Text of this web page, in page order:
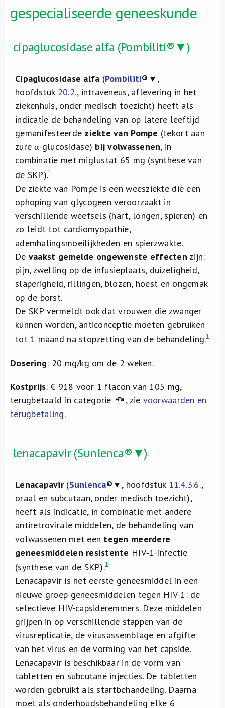
gespecialiseerde geneeskunde
cipaglucosidase alfa (Pombiliti®▼)
Cipaglucosidase alfa (Pombiliti® ▼,
hoofdstuk 20.2., intraveneus, aflevering in het
ziekenhuis, onder medisch toezicht) heeft als
indicatie de behandeling van op latere leeftijd
gemanifesteerde ziekte van Pompe (tekort aan
zure α-glucosidase) bij volwassenen, in
combinatie met miglustat 65 mg (synthese van
de SKP).1
De ziekte van Pompe is een weesziekte die een
ophoping van glycogeen veroorzaakt in
verschillende weefsels (hart, longen, spieren) en
zo leidt tot cardiomyopathie,
ademhalingsmoeilijkheden en spierzwakte.
De vaakst gemelde ongewenste effecten zijn:
pijn, zwelling op de infusieplaats, duizeligheid,
slaperigheid, rillingen, blozen, hoest en ongemak
op de borst.
De SKP vermeldt ook dat vrouwen die zwanger
kunnen worden, anticonceptie moeten gebruiken
tot 1 maand na stopzetting van de behandeling.1
Dosering: 20 mg/kg om de 2 weken.
Kostprijs: € 918 voor 1 flacon van 105 mg,
terugbetaald in categorie
, zie voorwaarden en
terugbetaling.
lenacapavir (Sunlenca®▼)
Lenacapavir (Sunlenca®▼, hoofdstuk 11.4.3.6.,
oraal en subcutaan, onder medisch toezicht),
heeft als indicatie, in combinatie met andere
antiretrovirale middelen, de behandeling van
volwassenen met een tegen meerdere
geneesmiddelen resistente HIV‑1-infectie
(synthese van de SKP).1
Lenacapavir is het eerste geneesmiddel in een
nieuwe groep geneesmiddelen tegen HIV-1: de
selectieve HIV-capsideremmers. Deze middelen
grijpen in op verschillende stappen van de
virusreplicatie, de virusassemblage en afgifte
van het virus en de vorming van het capside.
Lenacapavir is beschikbaar in de vorm van
tabletten en subcutane injecties. De tabletten
worden gebruikt als startbehandeling. Daarna
moet als onderhoudsbehandeling elke 6